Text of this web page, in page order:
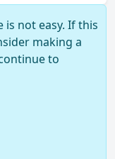
is not easy. If this
making a
to